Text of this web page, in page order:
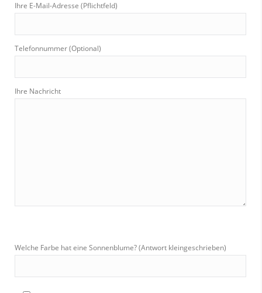
Ihre E-Mail-Adresse (Pflichtfeld)
Telefonnummer (Optional)
Ihre Nachricht
Welche Farbe hat eine Sonnenblume? (Antwort kleingeschrieben)